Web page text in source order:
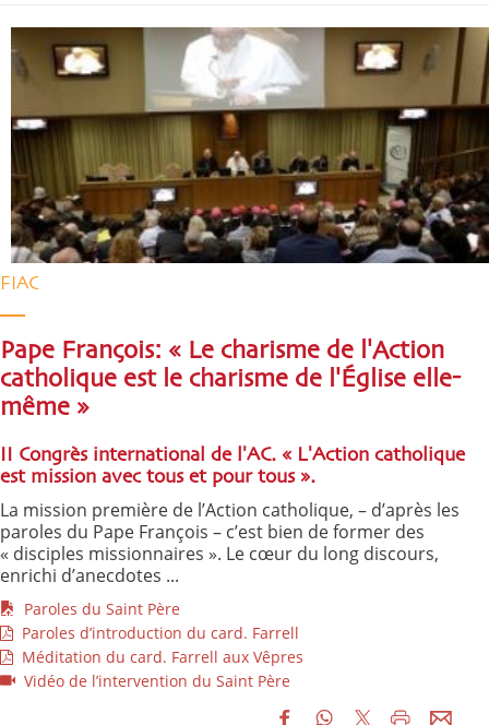
FIAC
Pape François: « Le charisme de l'Action
catholique est le charisme de l'Église elle-
même »
II Congrès international de l'AC. « L'Action catholique
est mission avec tous et pour tous ».
La mission première de l’Action catholique, – d’après les
paroles du Pape François – c’est bien de former des
« disciples missionnaires ». Le cœur du long discours,
enrichi d’anecdotes ...
Paroles du Saint Père
Paroles d’introduction du card. Farrell
Méditation du card. Farrell aux Vêpres
Vidéo de l’intervention du Saint Père